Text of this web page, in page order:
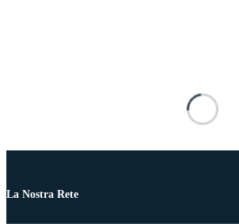
La Nostra Rete